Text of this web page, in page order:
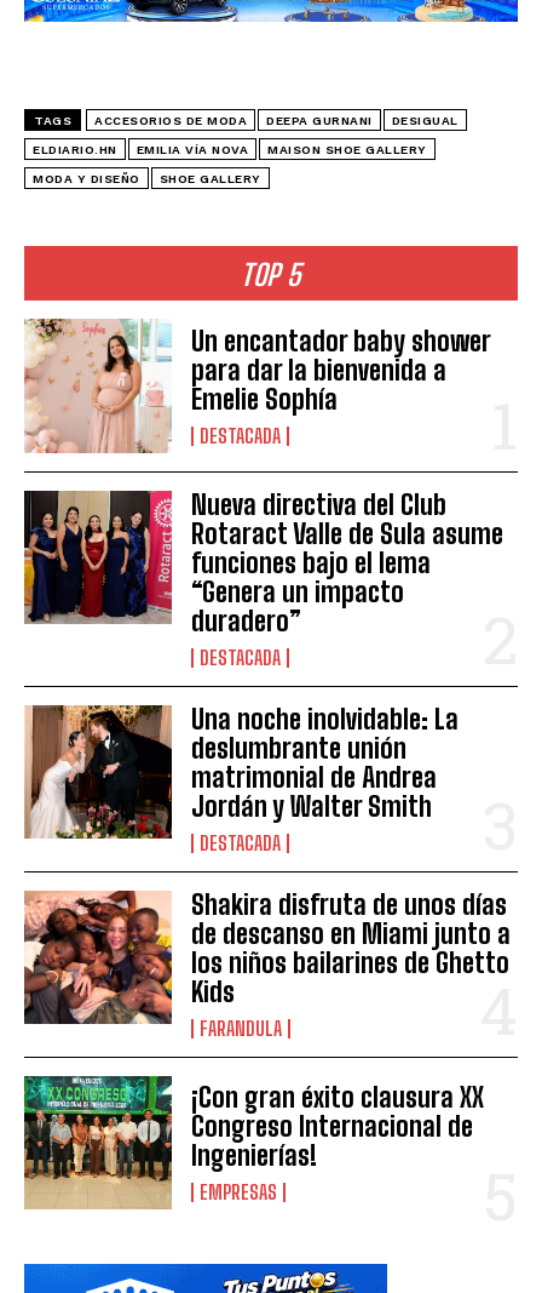
TOP 5
Un encantador baby shower
para dar la bienvenida a
Emelie Sophía
DESTACADA
Nueva directiva del Club
Rotaract Valle de Sula asume
funciones bajo el lema
“Genera un impacto
duradero”
DESTACADA
Una noche inolvidable: La
deslumbrante unión
matrimonial de Andrea
Jordán y Walter Smith
DESTACADA
Shakira disfruta de unos días
de descanso en Miami junto a
los niños bailarines de Ghetto
Kids
FARANDULA
¡Con gran éxito clausura XX
Congreso Internacional de
Ingenierías!
EMPRESAS
TAGS ACCESORIOS DE MODA DEEPA GURNANI DESIGUAL
ELDIARIO.HN EMILIA VÍA NOVA MAISON SHOE GALLERY
MODA Y DISEÑO SHOE GALLERY